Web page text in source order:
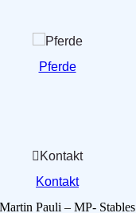
Pferde
Pferde
Kontakt
Kontakt
Pauli – MP- Stables